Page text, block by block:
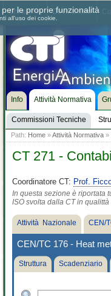
Chi siamo Dove siamo
Info Attività Normativa
Commissioni Tecniche
Path: Home»Attività Normativa»
CT 271 -
Coordinatore CT: Prof.
In questa sezione è riportata
ISO svolta dalla CT in
Attività Nazionale CEN/
CEN/TC 176 - Heat
Struttura Scadenziario
le proprie funzionalità
all'uso dei cookie.